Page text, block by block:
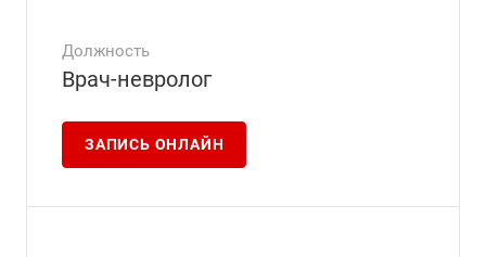
Должность
Врач-невролог
ЗАПИСЬ ОНЛАЙН